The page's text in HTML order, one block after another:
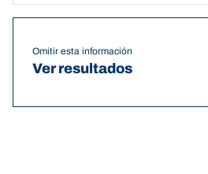
Omitir esta información
Ver resultados